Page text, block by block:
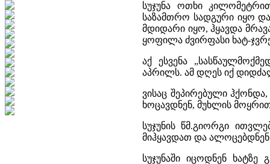
სუჯუნა ოთხი
საზამთრო სადგური იყო
მდიდარი იყო, ჰყავდა
ყოფილა ძვირფასი ხატ-
აქ ესვენა
აპრილს. ამ დღეს იქ
ვისაც შეპირებული
ხოცავდნენ, მუხლის
სუჯუნის წმ.გიორგი
მიჰყავდათ და
სუჯუნაში იცოდნენ ხატზე